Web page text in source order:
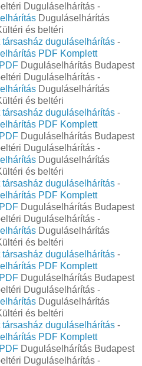
Duguláselhárítás -
Duguláselhárítás
és beltéri
társasház duguláselhárítás -
PDF Komplett
Duguláselhárítás Budapest
Duguláselhárítás -
Duguláselhárítás
és beltéri
társasház duguláselhárítás -
PDF Komplett
Duguláselhárítás Budapest
Duguláselhárítás -
Duguláselhárítás
és beltéri
társasház duguláselhárítás -
PDF Komplett
Duguláselhárítás Budapest
Duguláselhárítás -
Duguláselhárítás
és beltéri
társasház duguláselhárítás -
PDF Komplett
Duguláselhárítás Budapest
Duguláselhárítás -
Duguláselhárítás
és beltéri
társasház duguláselhárítás -
PDF Komplett
Duguláselhárítás Budapest
Duguláselhárítás -